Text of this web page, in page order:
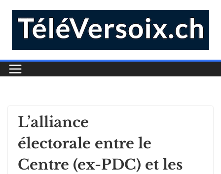
L’alliance
électorale entre le
Centre (ex-PDC) et les